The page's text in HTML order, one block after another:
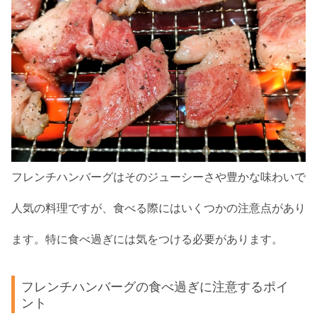
フレンチハンバーグはそのジューシーさや豊かな味わいで
人気の料理ですが、食べる際にはいくつかの注意点があり
ます。特に食べ過ぎには気をつける必要があります。
フレンチハンバーグの食べ過ぎに注意するポイ
ント